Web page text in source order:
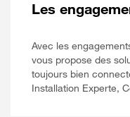
Les
Avec les
vous propose des
toujours bien
Installation Experte,